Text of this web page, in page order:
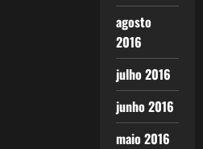
agosto
2016
julho 2016
junho 2016
maio 2016